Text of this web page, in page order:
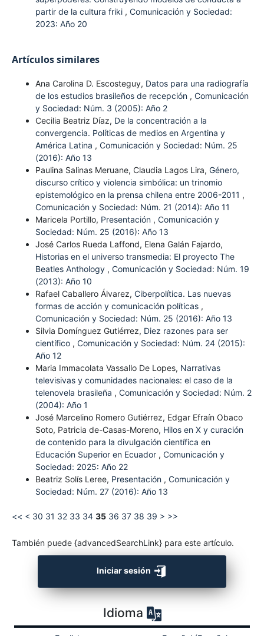
partir de la cultura friki , Comunicación y Sociedad:
2023: Año 20
Artículos similares
Ana Carolina D. Escosteguy, Datos para una radiografía
de los estudios brasileños de recepción , Comunicación
y Sociedad: Núm. 3 (2005): Año 2
Cecilia Beatriz Díaz, De la concentración a la
convergencia. Políticas de medios en Argentina y
América Latina , Comunicación y Sociedad: Núm. 25
(2016): Año 13
Paulina Salinas Meruane, Claudia Lagos Lira, Género,
discurso crítico y violencia simbólica: un trinomio
epistemológico en la prensa chilena entre 2006-2011 ,
Comunicación y Sociedad: Núm. 21 (2014): Año 11
Maricela Portillo, Presentación , Comunicación y
Sociedad: Núm. 25 (2016): Año 13
José Carlos Rueda Laffond, Elena Galán Fajardo,
Historias en el universo transmedia: El proyecto The
Beatles Anthology , Comunicación y Sociedad: Núm. 19
(2013): Año 10
Rafael Caballero Álvarez, Ciberpolítica. Las nuevas
formas de acción y comunicación políticas ,
Comunicación y Sociedad: Núm. 25 (2016): Año 13
Silvia Domínguez Gutiérrez, Diez razones para ser
científico , Comunicación y Sociedad: Núm. 24 (2015):
Año 12
Maria Immacolata Vassallo De Lopes, Narrativas
televisivas y comunidades nacionales: el caso de la
telenovela brasileña , Comunicación y Sociedad: Núm. 2
(2004): Año 1
José Marcelino Romero Gutiérrez, Edgar Efraín Obaco
Soto, Patricia de-Casas-Moreno, Hilos en X y curación
de contenido para la divulgación científica en
Educación Superior en Ecuador , Comunicación y
Sociedad: 2025: Año 22
Beatriz Solís Leree, Presentación , Comunicación y
Sociedad: Núm. 27 (2016): Año 13
<< < 30 31 32 33 34 35 36 37 38 39 > >>
También puede {advancedSearchLink} para este artículo.
Iniciar sesión
Idioma